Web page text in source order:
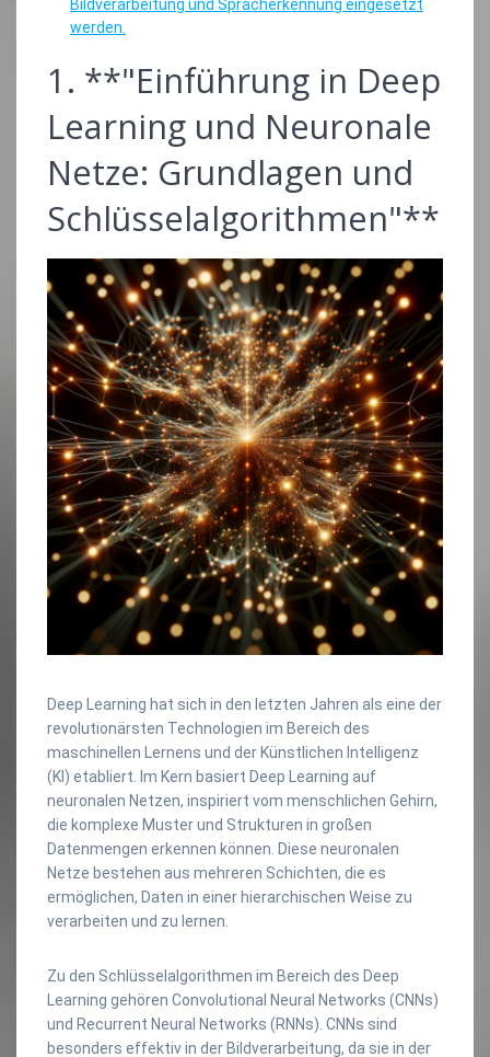
Bildverarbeitung und Spracherkennung eingesetzt
werden.
1. **"Einführung in Deep
Learning und Neuronale
Netze: Grundlagen und
Schlüsselalgorithmen"**
Deep Learning hat sich in den letzten Jahren als eine der
revolutionärsten Technologien im Bereich des
maschinellen Lernens und der Künstlichen Intelligenz
(KI) etabliert. Im Kern basiert Deep Learning auf
neuronalen Netzen, inspiriert vom menschlichen Gehirn,
die komplexe Muster und Strukturen in großen
Datenmengen erkennen können. Diese neuronalen
Netze bestehen aus mehreren Schichten, die es
ermöglichen, Daten in einer hierarchischen Weise zu
verarbeiten und zu lernen.
Zu den Schlüsselalgorithmen im Bereich des Deep
Learning gehören Convolutional Neural Networks (CNNs)
und Recurrent Neural Networks (RNNs). CNNs sind
besonders effektiv in der Bildverarbeitung, da sie in der